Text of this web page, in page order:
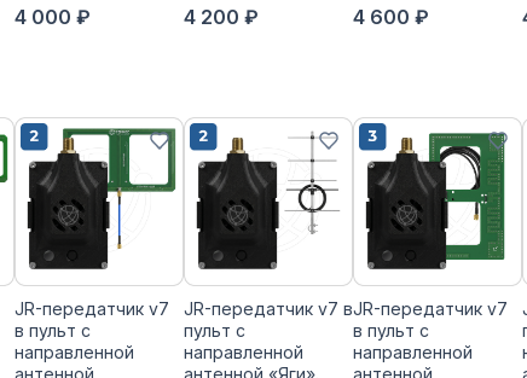
4 000 ₽ 4 200 ₽ 4 600 ₽
JR-передатчик v7
в пульт с
направленной
антенной
JR-передатчик v7 в
пульт с
направленной
антенной «Яги».
JR-передатчик v7
в пульт с
направленной
антенной